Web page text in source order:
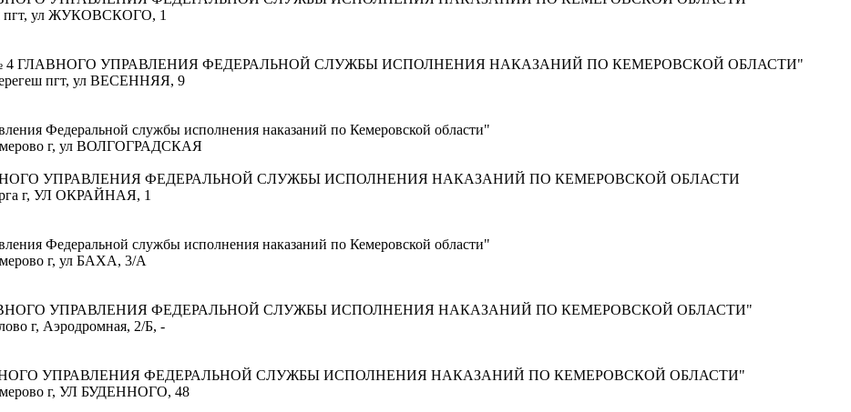
пгт, ул ЖУКОВСКОГО, 1
ГЛАВНОГО УПРАВЛЕНИЯ ФЕДЕРАЛЬНОЙ СЛУЖБЫ ИСПОЛНЕНИЯ НАКАЗАНИЙ ПО КЕМЕРОВСКОЙ ОБЛАСТИ"
пгт, ул ВЕСЕННЯЯ, 9
Федеральной службы исполнения наказаний по Кемеровской области"
г, ул ВОЛГОГРАДСКАЯ
УПРАВЛЕНИЯ ФЕДЕРАЛЬНОЙ СЛУЖБЫ ИСПОЛНЕНИЯ НАКАЗАНИЙ ПО КЕМЕРОВСКОЙ ОБЛАСТИ
г, УЛ ОКРАЙНАЯ, 1
Федеральной службы исполнения наказаний по Кемеровской области"
г, ул БАХА, 3/А
УПРАВЛЕНИЯ ФЕДЕРАЛЬНОЙ СЛУЖБЫ ИСПОЛНЕНИЯ НАКАЗАНИЙ ПО КЕМЕРОВСКОЙ ОБЛАСТИ"
г, Аэродромная, 2/Б, -
УПРАВЛЕНИЯ ФЕДЕРАЛЬНОЙ СЛУЖБЫ ИСПОЛНЕНИЯ НАКАЗАНИЙ ПО КЕМЕРОВСКОЙ ОБЛАСТИ"
г, УЛ БУДЕННОГО, 48